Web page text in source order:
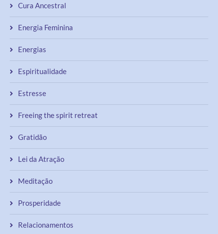
Cura Ancestral
Energia Feminina
Energias
Espiritualidade
Estresse
Freeing the spirit retreat
Gratidão
Lei da Atração
Meditação
Prosperidade
Relacionamentos